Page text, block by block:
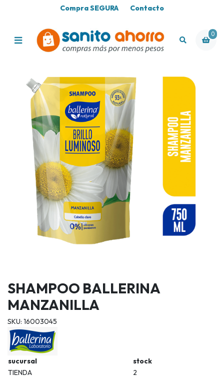
Compra SEGURA Contacto
0
SHAMPOO BALLERINA
MANZANILLA
SKU: 16003045
sucursal
stock
TIENDA
2